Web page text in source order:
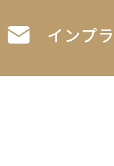
インプ